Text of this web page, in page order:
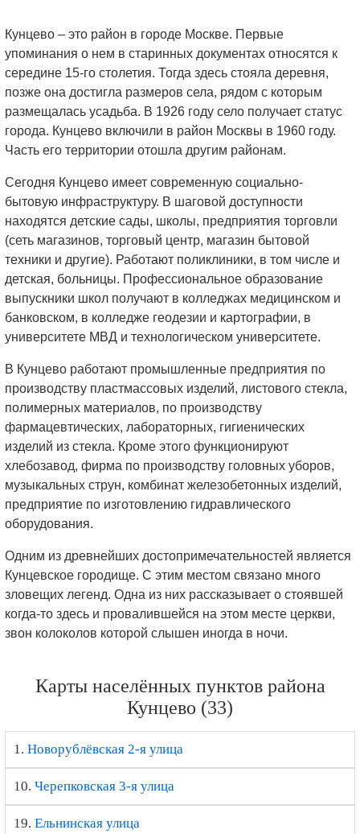
Кунцево – это район в городе Москве. Первые
упоминания о нем в старинных документах относятся к
середине 15-го столетия. Тогда здесь стояла деревня,
позже она достигла размеров села, рядом с которым
размещалась усадьба. В 1926 году село получает статус
города. Кунцево включили в район Москвы в 1960 году.
Часть его территории отошла другим районам.
Сегодня Кунцево имеет современную социально-
бытовую инфраструктуру. В шаговой доступности
находятся детские сады, школы, предприятия торговли
(сеть магазинов, торговый центр, магазин бытовой
техники и другие). Работают поликлиники, в том числе и
детская, больницы. Профессиональное образование
выпускники школ получают в колледжах медицинском и
банковском, в колледже геодезии и картографии, в
университете МВД и технологическом университете.
В Кунцево работают промышленные предприятия по
производству пластмассовых изделий, листового стекла,
полимерных материалов, по производству
фармацевтических, лабораторных, гигиенических
изделий из стекла. Кроме этого функционируют
хлебозавод, фирма по производству головных уборов,
музыкальных струн, комбинат железобетонных изделий,
предприятие по изготовлению гидравлического
оборудования.
Одним из древнейших достопримечательностей является
Кунцевское городище. С этим местом связано много
зловещих легенд. Одна из них рассказывает о стоявшей
когда-то здесь и провалившейся на этом месте церкви,
звон колоколов которой слышен иногда в ночи.
Карты населённых пунктов района
Кунцево (33)
1. Новорублёвская 2-я улица
10. Черепковская 3-я улица
19. Ельнинская улица